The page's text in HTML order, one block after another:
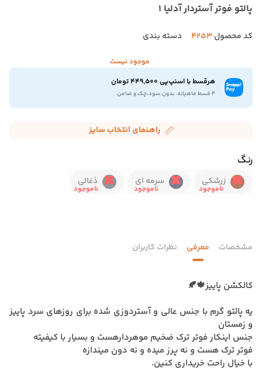
پالتو فوتر آستردار آدلیا ۱
کد محصول ۴۲۵۳ دسته بندی
موجود نیست
هرقسط با اسنپ‌پی 449,500 تومان
۴ قسط ماهیانه. بدون سود،چک و ضامن.
راهنمای انتخاب سایز
رنگ
زرشکی سرمه ای ذغالی
مشخصات معرفی نظرات کاربران
کالکشن پاییز🍁🍂
یه پالتو گرم با جنس عالی و آستردوزی شده برای روزهای سرد پاییز
و زمستان
جنس اینکار فوتر ترک ضخیم موهردارهست و بسیار با کیفیته
فوتر ترک هست و نه پرز میده و نه دون میندازه
با خیال راحت خریداری کنین.